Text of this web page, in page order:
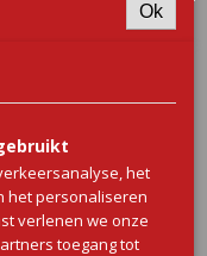
Ok
het
het personaliseren
verlenen we onze
toegang tot